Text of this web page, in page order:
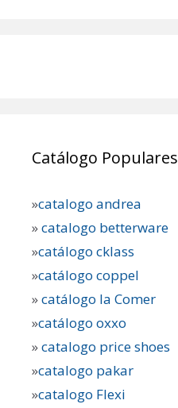
Catálogo Populares
»catalogo andrea
»catalogo betterware
»catálogo cklass
»catálogo coppel
»catálogo la Comer
»catálogo oxxo
»catalogo price shoes
»catalogo pakar
»catalogo Flexi